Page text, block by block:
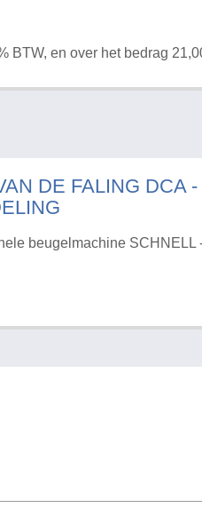
BTW, en over het bedrag
DE FALING DCA -
beugelmachine SCHNELL